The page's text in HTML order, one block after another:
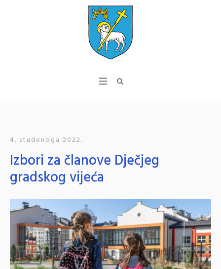
4. studenoga 2022.
Izbori za članove Dječjeg
gradskog vijeća